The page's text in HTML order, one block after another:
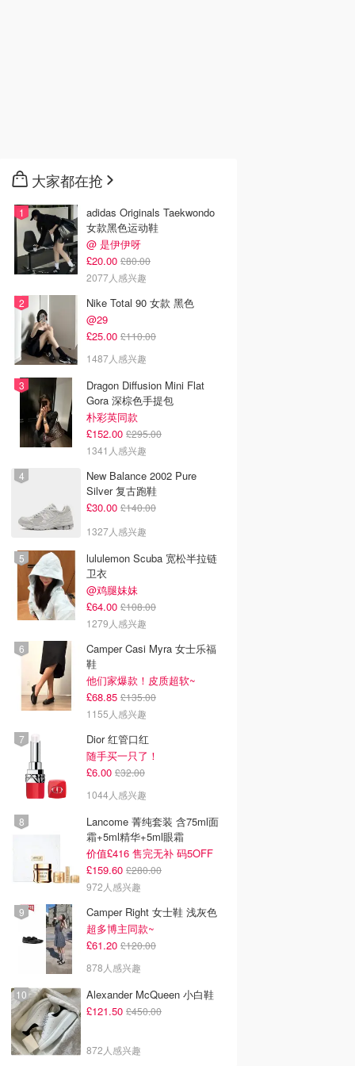
大家都在抢
adidas Originals Taekwondo
女款黑色运动鞋
@ 是伊伊呀
£20.00 £80.00
2077人感兴趣
Nike Total 90 女款 黑色
@29
£25.00 £110.00
1487人感兴趣
Dragon Diffusion Mini Flat
Gora 深棕色手提包
朴彩英同款
£152.00 £295.00
1341人感兴趣
New Balance 2002 Pure
Silver 复古跑鞋
£30.00 £140.00
1327人感兴趣
lululemon Scuba 宽松半拉链
卫衣
@鸡腿妹妹
£64.00 £108.00
1279人感兴趣
Camper Casi Myra 女士乐福
鞋
他们家爆款！皮质超软~
£68.85 £135.00
1155人感兴趣
Dior 红管口红
随手买一只了！
£6.00 £32.00
1044人感兴趣
Lancome 菁纯套装 含75ml面
霜+5ml精华+5ml眼霜
价值£416 售完无补 码5OFF
£159.60 £280.00
972人感兴趣
Camper Right 女士鞋 浅灰色
超多博主同款~
£61.20 £120.00
878人感兴趣
Alexander McQueen 小白鞋
£121.50 £450.00
872人感兴趣